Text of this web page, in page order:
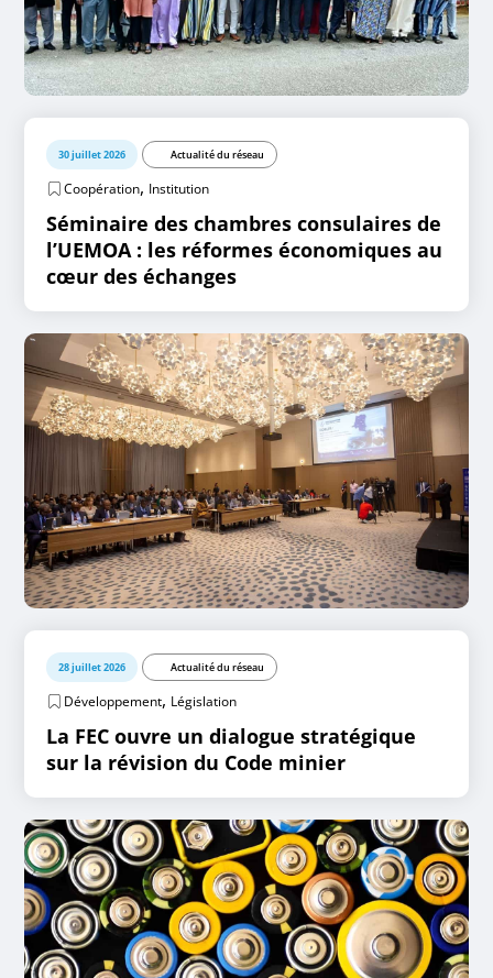
30 juillet 2026 Actualité du réseau
Coopération, Institution
Séminaire des chambres consulaires de
l’UEMOA : les réformes économiques au
cœur des échanges
28 juillet 2026 Actualité du réseau
Développement, Législation
La FEC ouvre un dialogue stratégique
sur la révision du Code minier